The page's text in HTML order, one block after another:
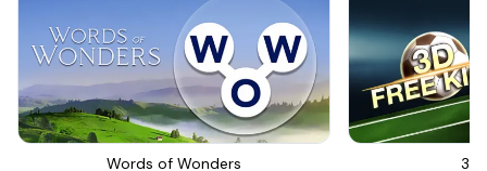
Words of Wonders 3D